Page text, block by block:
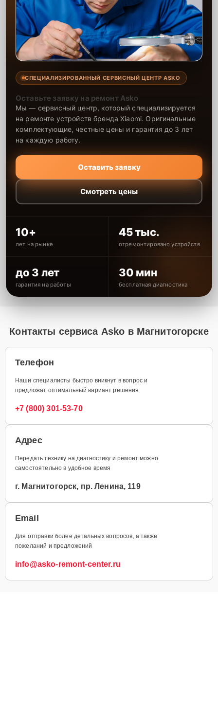
СПЕЦИАЛИЗИРОВАННЫЙ СЕРВИСНЫЙ ЦЕНТР ASKO
Оставьте заявку на ремонт Asko
Мы — сервисный центр, который специализируется
на ремонте устройств бренда Xiaomi. Оригинальные
комплектующие, честные цены и гарантия до 3 лет
на каждую работу.
Оставить заявку
Смотреть цены
10+
лет на рынке
45 тыс.
отремонтировано устройств
до 3 лет
гарантия на работы
30 мин
бесплатная диагностика
Контакты сервиса Asko в Магнитогорске
Телефон
Наши специалисты быстро вникнут в вопрос и
предложат оптимальный вариант решения
+7 (800) 301-53-70
Адрес
Передать технику на диагностику и ремонт можно
самостоятельно в удобное время
г. Магнитогорск, пр. Ленина, 119
Email
Для отправки более детальных вопросов, а также
пожеланий и предложений
info@asko-remont-center.ru